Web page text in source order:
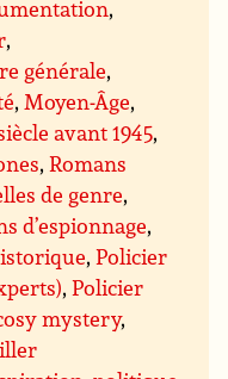
,
,
générale,
, Moyen-Âge,
avant 1945,
,Romans
de genre,
d’espionnage,
,Policier
,Policier
mystery,